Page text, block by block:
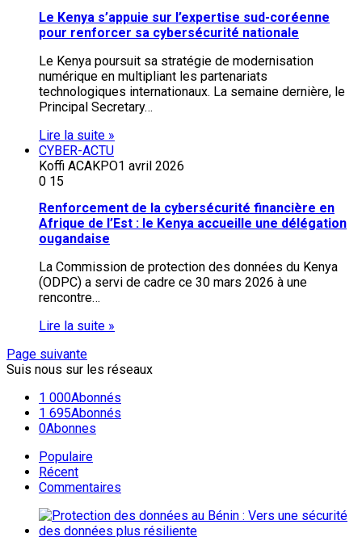
Le Kenya s’appuie sur l’expertise sud-coréenne
pour renforcer sa cybersécurité nationale
Le Kenya poursuit sa stratégie de modernisation
numérique en multipliant les partenariats
technologiques internationaux. La semaine dernière, le
Principal Secretary…
Lire la suite »
CYBER-ACTU
Koffi ACAKPO1 avril 2026
0 15
Renforcement de la cybersécurité financière en
Afrique de l’Est : le Kenya accueille une délégation
ougandaise
La Commission de protection des données du Kenya
(ODPC) a servi de cadre ce 30 mars 2026 à une
rencontre…
Lire la suite »
Page suivante
Suis nous sur les réseaux
1 000Abonnés
1 695Abonnés
0Abonnes
Populaire
Récent
Commentaires